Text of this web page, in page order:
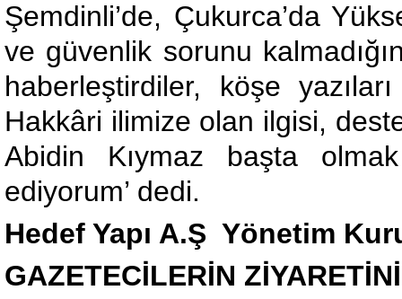
Şemdinli’de, Çukurca’da
ve güvenlik sorunu
haberleştirdiler, köşe
Hakkâri ilimize olan ilgisi,
Abidin Kıymaz başta
ediyorum’ dedi.
Hedef Yapı A.Ş Yönetim
GAZETECİLERİN